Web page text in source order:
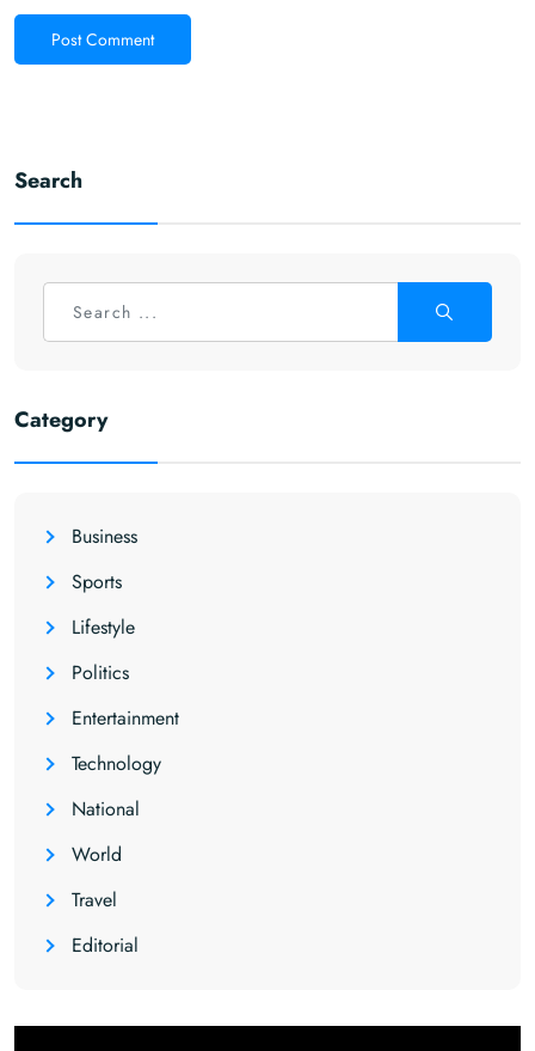
Post Comment
Search
Category
Business
Sports
Lifestyle
Politics
Entertainment
Technology
National
World
Travel
Editorial